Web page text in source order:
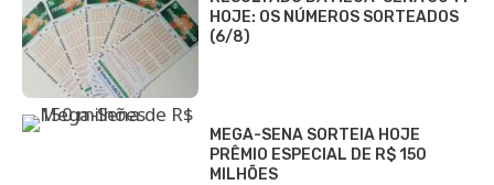
HOJE: OS NÚMEROS SORTEADOS
(6/8)
MEGA-SENA SORTEIA HOJE
PRÊMIO ESPECIAL DE R$ 150
MILHÕES